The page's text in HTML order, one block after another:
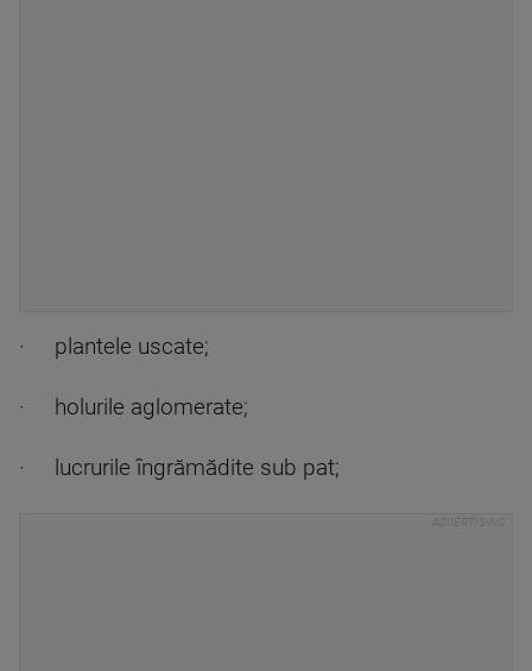
· plantele uscate;
· holurile aglomerate;
· lucrurile îngrămădite sub pat;